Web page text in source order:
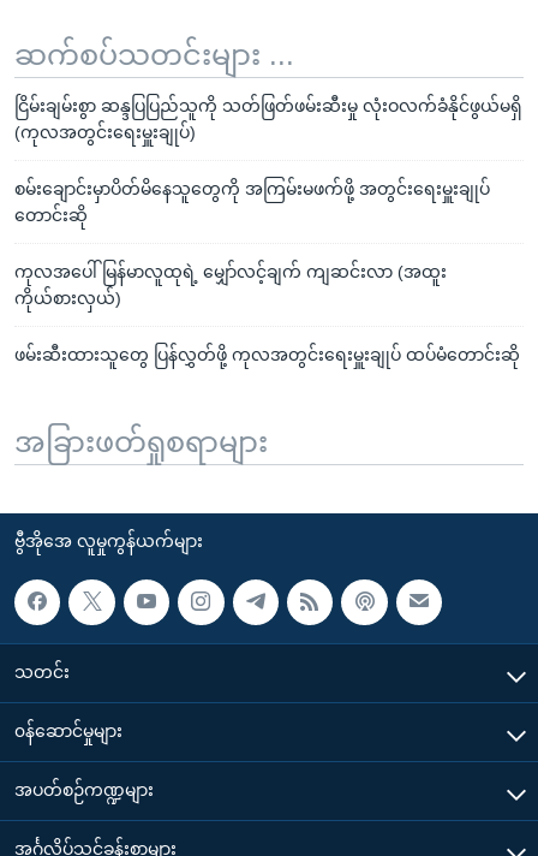
ဆက်စပ်သတင်းများ ...
ငြိမ်းချမ်းစွာ ဆန္ဒပြပြည်သူကို သတ်ဖြတ်ဖမ်းဆီးမှု လုံးဝလက်ခံနိုင်ဖွယ်မရှိ
(ကုလအတွင်းရေးမှူးချုပ်)
စမ်းချောင်းမှာပိတ်မိနေသူတွေကို အကြမ်းမဖက်ဖို့ အတွင်းရေးမှူးချုပ်
တောင်းဆို
ကုလအပေါ် မြန်မာလူထုရဲ့ မျှော်လင့်ချက် ကျဆင်းလာ (အထူး
ကိုယ်စားလှယ်)
ဖမ်းဆီးထားသူတွေ ပြန်လွှတ်ဖို့ ကုလအတွင်းရေးမှူးချုပ် ထပ်မံတောင်းဆို
အခြားဖတ်ရှုစရာများ
ဗွီအိုအေ လူမှုကွန်ယက်များ
သတင်း
၀န်ဆောင်မှုများ
အပတ်စဉ်ကဏ္ဍများ
အင်္ဂလိပ်သင်ခန်းစာများ